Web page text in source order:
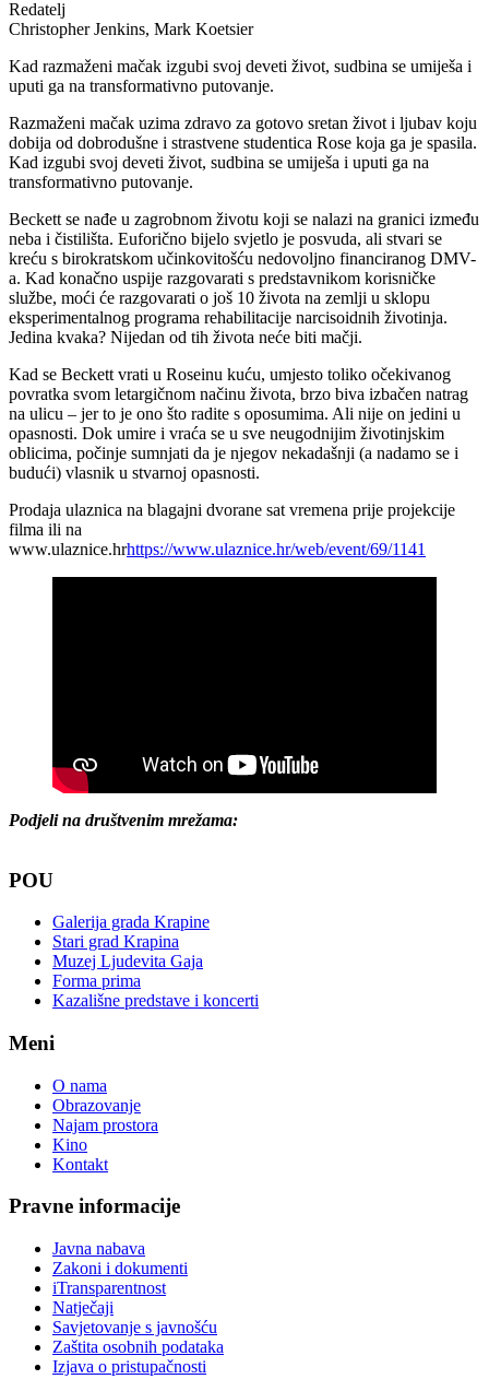
Redatelj
Christopher Jenkins, Mark Koetsier
Kad razmaženi mačak izgubi svoj deveti život, sudbina se umiješa i
uputi ga na transformativno putovanje.
Razmaženi mačak uzima zdravo za gotovo sretan život i ljubav koju
dobija od dobrodušne i strastvene studentica Rose koja ga je spasila.
Kad izgubi svoj deveti život, sudbina se umiješa i uputi ga na
transformativno putovanje.
Beckett se nađe u zagrobnom životu koji se nalazi na granici između
neba i čistilišta. Euforično bijelo svjetlo je posvuda, ali stvari se
kreću s birokratskom učinkovitošću nedovoljno financiranog DMV-
a. Kad konačno uspije razgovarati s predstavnikom korisničke
službe, moći će razgovarati o još 10 života na zemlji u sklopu
eksperimentalnog programa rehabilitacije narcisoidnih životinja.
Jedina kvaka? Nijedan od tih života neće biti mačji.
Kad se Beckett vrati u Roseinu kuću, umjesto toliko očekivanog
povratka svom letargičnom načinu života, brzo biva izbačen natrag
na ulicu – jer to je ono što radite s oposumima. Ali nije on jedini u
opasnosti. Dok umire i vraća se u sve neugodnijim životinjskim
oblicima, počinje sumnjati da je njegov nekadašnji (a nadamo se i
budući) vlasnik u stvarnoj opasnosti.
Prodaja ulaznica na blagajni dvorane sat vremena prije projekcije
filma ili na
www.ulaznice.hrhttps://www.ulaznice.hr/web/event/69/1141
Podjeli na društvenim mrežama:
POU
Galerija grada Krapine
Stari grad Krapina
Muzej Ljudevita Gaja
Forma prima
Kazališne predstave i koncerti
Meni
O nama
Obrazovanje
Najam prostora
Kino
Kontakt
Pravne informacije
Javna nabava
Zakoni i dokumenti
iTransparentnost
Natječaji
Savjetovanje s javnošću
Zaštita osobnih podataka
Izjava o pristupačnosti